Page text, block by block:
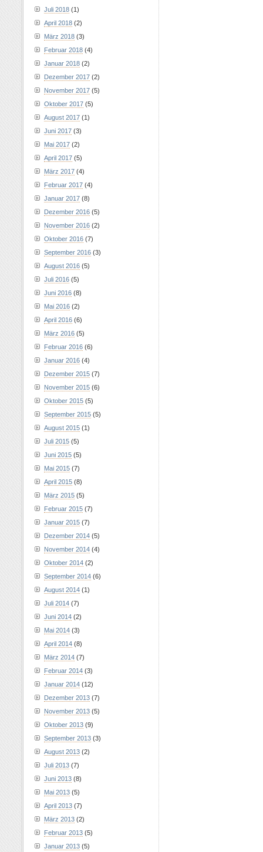
Juli 2018 (1)
April 2018 (2)
März 2018 (3)
Februar 2018 (4)
Januar 2018 (2)
Dezember 2017 (2)
November 2017 (5)
Oktober 2017 (5)
August 2017 (1)
Juni 2017 (3)
Mai 2017 (2)
April 2017 (5)
März 2017 (4)
Februar 2017 (4)
Januar 2017 (8)
Dezember 2016 (5)
November 2016 (2)
Oktober 2016 (7)
September 2016 (3)
August 2016 (5)
Juli 2016 (5)
Juni 2016 (8)
Mai 2016 (2)
April 2016 (6)
März 2016 (5)
Februar 2016 (6)
Januar 2016 (4)
Dezember 2015 (7)
November 2015 (6)
Oktober 2015 (5)
September 2015 (5)
August 2015 (1)
Juli 2015 (5)
Juni 2015 (5)
Mai 2015 (7)
April 2015 (8)
März 2015 (5)
Februar 2015 (7)
Januar 2015 (7)
Dezember 2014 (5)
November 2014 (4)
Oktober 2014 (2)
September 2014 (6)
August 2014 (1)
Juli 2014 (7)
Juni 2014 (2)
Mai 2014 (3)
April 2014 (8)
März 2014 (7)
Februar 2014 (3)
Januar 2014 (12)
Dezember 2013 (7)
November 2013 (5)
Oktober 2013 (9)
September 2013 (3)
August 2013 (2)
Juli 2013 (7)
Juni 2013 (8)
Mai 2013 (5)
April 2013 (7)
März 2013 (2)
Februar 2013 (5)
Januar 2013 (5)